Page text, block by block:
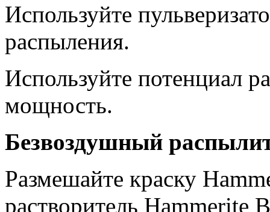
Используйте
распыления.
Используйте потенциал
мощность.
Безвоздушный
Размешайте краску
растворитель Hammerite